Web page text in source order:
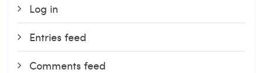
Log in
Entries feed
Comments feed